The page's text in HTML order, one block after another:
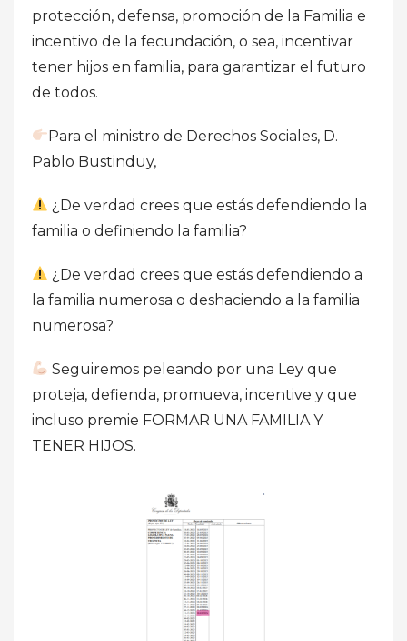
protección, defensa, promoción de la Familia e
incentivo de la fecundación, o sea, incentivar
tener hijos en familia, para garantizar el futuro
de todos.
Para el ministro de Derechos Sociales, D.
Pablo Bustinduy,
¿De verdad crees que estás defendiendo la
familia o definiendo la familia?
¿De verdad crees que estás defendiendo a
la familia numerosa o deshaciendo a la familia
numerosa?
Seguiremos peleando por una Ley que
proteja, defienda, promueva, incentive y que
incluso premie FORMAR UNA FAMILIA Y
TENER HIJOS.